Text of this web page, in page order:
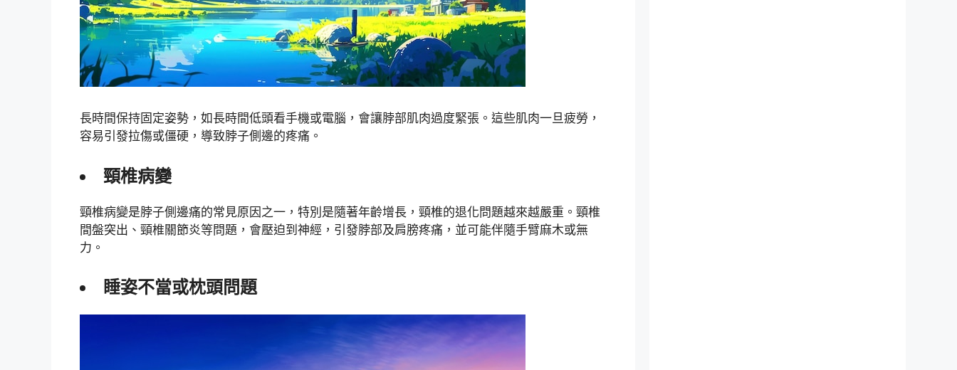
長時間保持固定姿勢，如長時間低頭看手機或電腦，會讓脖部肌肉過度緊張。這些肌肉一旦疲勞，
容易引發拉傷或僵硬，導致脖子側邊的疼痛。
頸椎病變
頸椎病變是脖子側邊痛的常見原因之一，特別是隨著年齡增長，頸椎的退化問題越來越嚴重。頸椎
間盤突出、頸椎關節炎等問題，會壓迫到神經，引發脖部及肩膀疼痛，並可能伴隨手臂麻木或無
力。
睡姿不當或枕頭問題